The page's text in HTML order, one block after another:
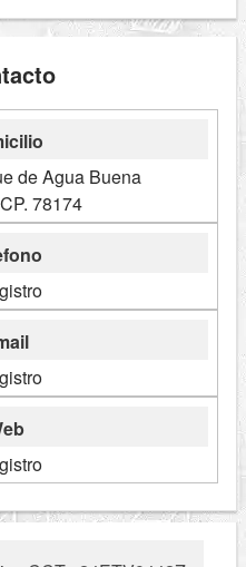
de Agua Buena
78174